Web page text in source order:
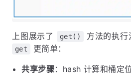
上图展示了 get() 方法的执行
get 更简单：
共享步骤：hash 计算和桶定